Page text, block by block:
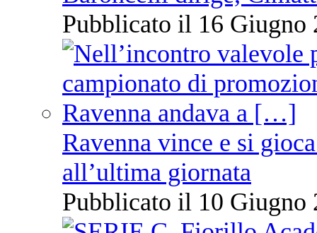
Pubblicato il 16 Giugno
Ravenna vince e si
all’ultima giornata
Pubblicato il 10 Giugno